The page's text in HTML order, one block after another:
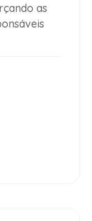
as